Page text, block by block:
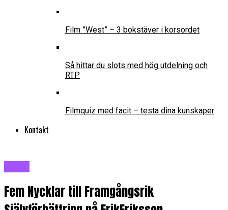
Film ”West” – 3 bokstäver i korsordet
Så hittar du slots med hög utdelning och
RTP
Filmquiz med facit – testa dina kunskaper
Kontakt
Fem Nycklar till Framgångsrik